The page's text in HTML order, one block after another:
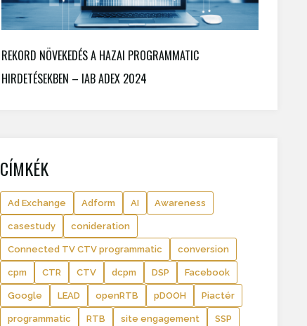
REKORD NÖVEKEDÉS A HAZAI PROGRAMMATIC
HIRDETÉSEKBEN – IAB ADEX 2024
CÍMKÉK
Ad Exchange Adform AI Awareness
casestudy conideration
Connected TV CTV programmatic conversion
cpm CTR CTV dcpm DSP Facebook
Google LEAD openRTB pDOOH Piactér
programmatic RTB site engagement SSP